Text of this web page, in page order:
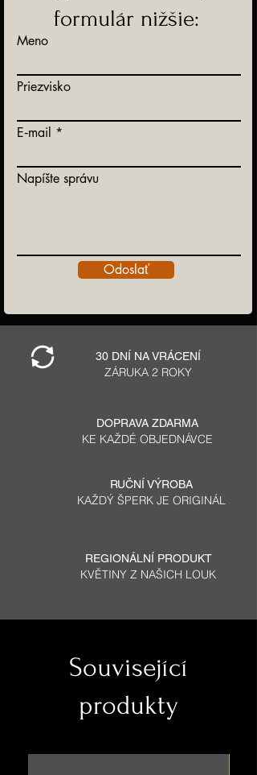
formulár nižšie:
Meno
Priezvisko
E‑mail
Napíšte správu
Odoslať
30 DNÍ NA VRÁCENÍ
ZÁRUKA 2 ROKY
DOPRAVA ZDARMA
KE KAŽDÉ OBJEDNÁVCE
RUČNÍ VÝROBA
KAŽDÝ ŠPERK JE ORIGINÁL
REGIONÁLNÍ PRODUKT
KVĚTINY Z NAŠICH LOUK
Související
produkty